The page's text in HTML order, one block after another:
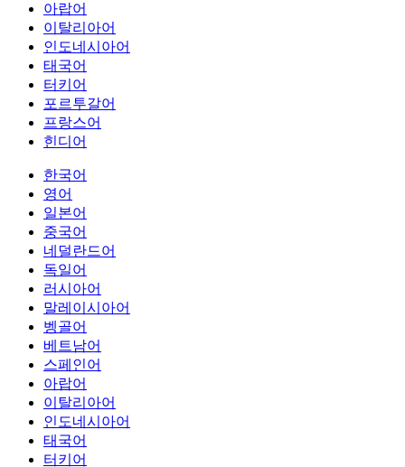
아랍어
이탈리아어
인도네시아어
태국어
터키어
포르투갈어
프랑스어
힌디어
한국어
영어
일본어
중국어
네덜란드어
독일어
러시아어
말레이시아어
벵골어
베트남어
스페인어
아랍어
이탈리아어
인도네시아어
태국어
터키어